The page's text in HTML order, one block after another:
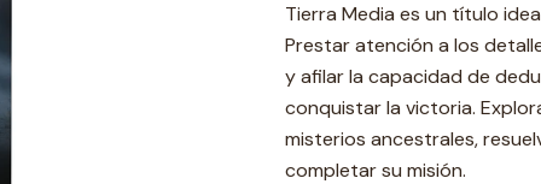
Tierra Media es un título
Prestar atención a los
y afilar la capacidad de
conquistar la victoria.
misterios ancestrales,
completar su misión.